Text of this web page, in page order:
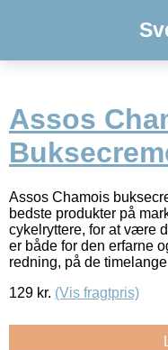
Assos
Assos Chamois
bedste produkter på
cykelryttere, for at være
er både for den erfarne
redning, på de
129 kr. (Vis fragtpris)